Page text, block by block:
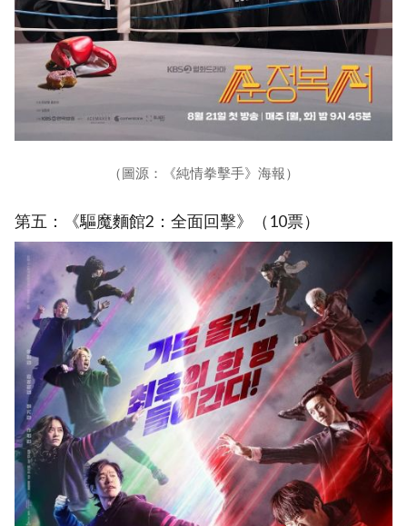
（圖源：《純情拳擊手》海報）
第五：《驅魔麵館2：全面回擊》（10票）